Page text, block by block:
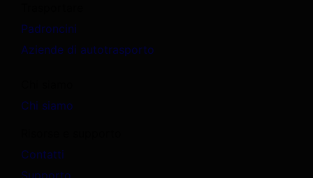
Padroncini
Aziende di autotrasporto
Chi siamo
Contatti
Supporto